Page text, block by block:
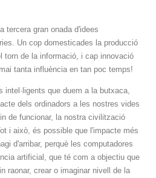
tercera gran onada d'idees
Un cop domesticades la producció
torn de la informació, i cap innovació
tanta influència en tan poc temps!
que duem a la butxaca,
dels ordinadors a les nostres vides
de funcionar, la nostra civilització
i això, és possible que l'impacte més
d'arribar, perquè les computadores
artificial, que té com a objectiu que
raonar, crear o imaginar nivell de la